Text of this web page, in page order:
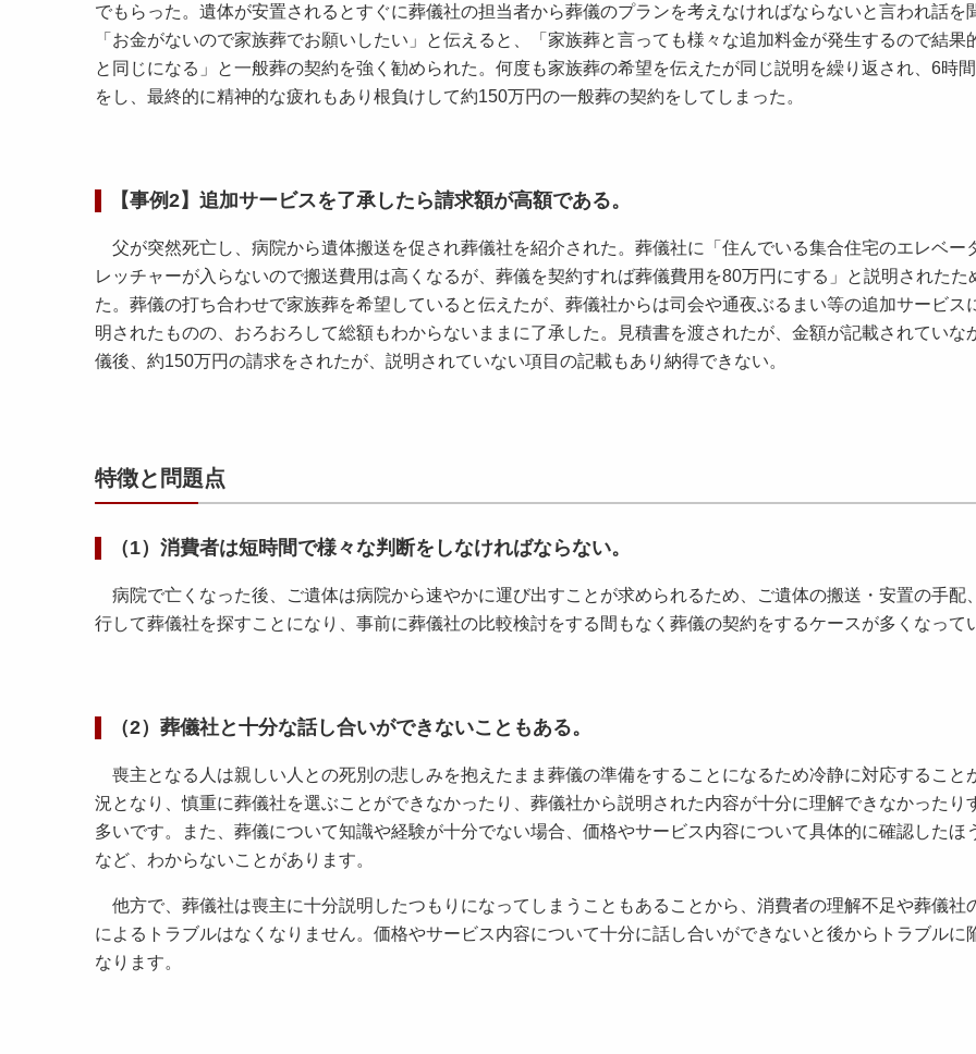
でもらった。遺体が安置されるとすぐに葬儀社の担当者から葬儀のプランを考えなければならないと言われ話を
「お金がないので家族葬でお願いしたい」と伝えると、「家族葬と言っても様々な追加料金が発生するので結果
と同じになる」と一般葬の契約を強く勧められた。何度も家族葬の希望を伝えたが同じ説明を繰り返され、6時
をし、最終的に精神的な疲れもあり根負けして約150万円の一般葬の契約をしてしまった。
【事例2】追加サービスを了承したら請求額が高額である。
父が突然死亡し、病院から遺体搬送を促され葬儀社を紹介された。葬儀社に「住んでいる集合住宅のエレベー
レッチャーが入らないので搬送費用は高くなるが、葬儀を契約すれば葬儀費用を80万円にする」と説明されたた
た。葬儀の打ち合わせで家族葬を希望していると伝えたが、葬儀社からは司会や通夜ぶるまい等の追加サービス
明されたものの、おろおろして総額もわからないままに了承した。見積書を渡されたが、金額が記載されていな
儀後、約150万円の請求をされたが、説明されていない項目の記載もあり納得できない。
特徴と問題点
（1）消費者は短時間で様々な判断をしなければならない。
病院で亡くなった後、ご遺体は病院から速やかに運び出すことが求められるため、ご遺体の搬送・安置の手配
行して葬儀社を探すことになり、事前に葬儀社の比較検討をする間もなく葬儀の契約をするケースが多くなって
（2）葬儀社と十分な話し合いができないこともある。
喪主となる人は親しい人との死別の悲しみを抱えたまま葬儀の準備をすることになるため冷静に対応すること
況となり、慎重に葬儀社を選ぶことができなかったり、葬儀社から説明された内容が十分に理解できなかったり
多いです。また、葬儀について知識や経験が十分でない場合、価格やサービス内容について具体的に確認したほ
など、わからないことがあります。
他方で、葬儀社は喪主に十分説明したつもりになってしまうこともあることから、消費者の理解不足や葬儀社
によるトラブルはなくなりません。価格やサービス内容について十分に話し合いができないと後からトラブルに
なります。